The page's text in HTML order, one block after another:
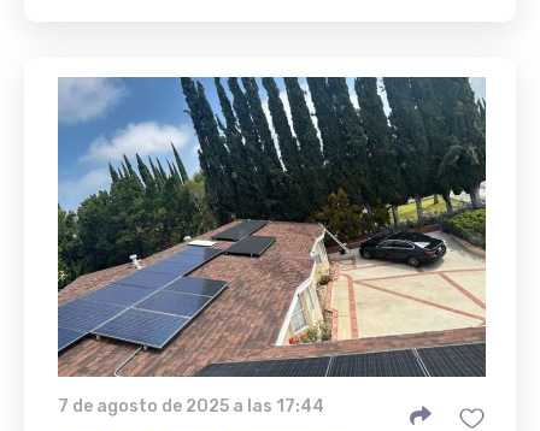
7 de agosto de 2025 a las 17:44